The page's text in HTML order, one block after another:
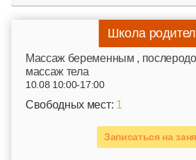
Школа
Mассаж беременным ,
массаж тела
10.08 10:00-17:00
Свободных мест: 1
Записаться на